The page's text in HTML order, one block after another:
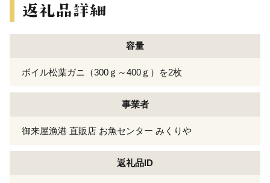
容量
ボイル松葉ガニ（300ｇ～400ｇ）を2枚
事業者
御来屋漁港 直販店 お魚センター みくりや
返礼品ID